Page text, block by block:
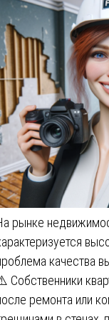
рынке
качества
Собственники
ремонта или